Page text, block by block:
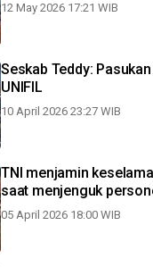
12 May 2026 17:21 WIB
Seskab Teddy:
UNIFIL
10 April 2026 23:27 WIB
TNI menjamin
saat menjenguk
05 April 2026 18:00 WIB